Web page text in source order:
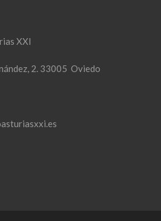
XXI
2. 33005 Oviedo